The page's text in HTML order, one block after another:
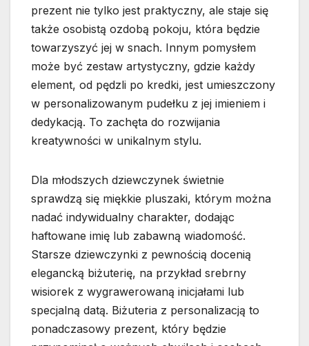
prezent nie tylko jest praktyczny, ale staje się
także osobistą ozdobą pokoju, która będzie
towarzyszyć jej w snach. Innym pomysłem
może być zestaw artystyczny, gdzie każdy
element, od pędzli po kredki, jest umieszczony
w personalizowanym pudełku z jej imieniem i
dedykacją. To zachęta do rozwijania
kreatywności w unikalnym stylu.
Dla młodszych dziewczynek świetnie
sprawdzą się miękkie pluszaki, którym można
nadać indywidualny charakter, dodając
haftowane imię lub zabawną wiadomość.
Starsze dziewczynki z pewnością docenią
elegancką biżuterię, na przykład srebrny
wisiorek z wygrawerowaną inicjałami lub
specjalną datą. Biżuteria z personalizacją to
ponadczasowy prezent, który będzie